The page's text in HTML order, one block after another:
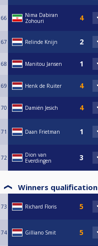
66
Nima Dabiran
Zohouri
67 Relinde Knijn
68 Manitou Jansen
69 Henk de Ruiter
70 Damiën Jesich
71 Daan Frietman
72
Dion van
Everdingen
Winners qualification
73 Richard Floris
74 Gilliano Smit